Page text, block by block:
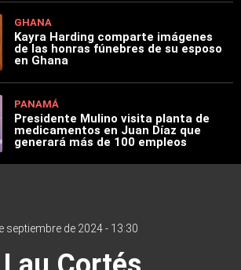
GHANA
Kayra Harding comparte imágenes
de las honras fúnebres de su esposo
en Ghana
PANAMÁ
Presidente Mulino visita planta de
medicamentos en Juan Díaz que
generará más de 100 empleos
septiembre de 2024 - 13:30